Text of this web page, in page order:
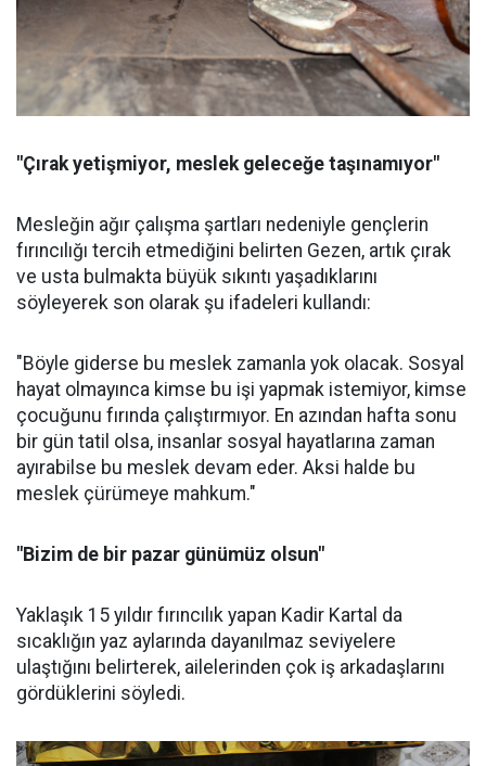
"Çırak yetişmiyor, meslek geleceğe taşınamıyor"
Mesleğin ağır çalışma şartları nedeniyle gençlerin
fırıncılığı tercih etmediğini belirten Gezen, artık çırak
ve usta bulmakta büyük sıkıntı yaşadıklarını
söyleyerek son olarak şu ifadeleri kullandı:
"Böyle giderse bu meslek zamanla yok olacak. Sosyal
hayat olmayınca kimse bu işi yapmak istemiyor, kimse
çocuğunu fırında çalıştırmıyor. En azından hafta sonu
bir gün tatil olsa, insanlar sosyal hayatlarına zaman
ayırabilse bu meslek devam eder. Aksi halde bu
meslek çürümeye mahkum."
"Bizim de bir pazar günümüz olsun"
Yaklaşık 15 yıldır fırıncılık yapan Kadir Kartal da
sıcaklığın yaz aylarında dayanılmaz seviyelere
ulaştığını belirterek, ailelerinden çok iş arkadaşlarını
gördüklerini söyledi.